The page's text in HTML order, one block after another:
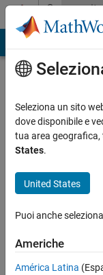
Vai al contenutoCommunity
Profile
Prithvi
Shams
Last
oltre 5
Attivo
Seleziona un sito
dove disponibile e
tua area geografica,
States.
United States
Puoi anche
Americhe
América Latina